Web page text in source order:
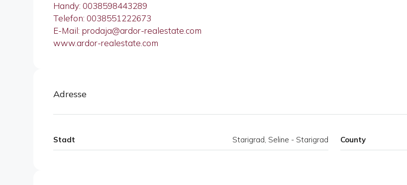
Handy: 0038598443289
Telefon: 0038551222673
E-Mail: prodaja@ardor-realestate.com
www.ardor-realestate.com
Adresse
Stadt Starigrad, Seline - Starigrad County